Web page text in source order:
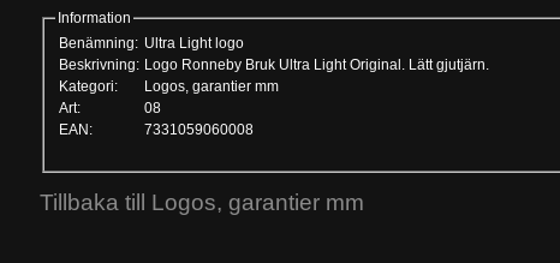
Information
Benämning: Ultra Light logo
Beskrivning: Logo Ronneby Bruk Ultra Light Original. Lätt gjutjärn.
Kategori:
Logos, garantier mm
Art:
08
EAN:
7331059060008
Tillbaka till Logos, garantier mm